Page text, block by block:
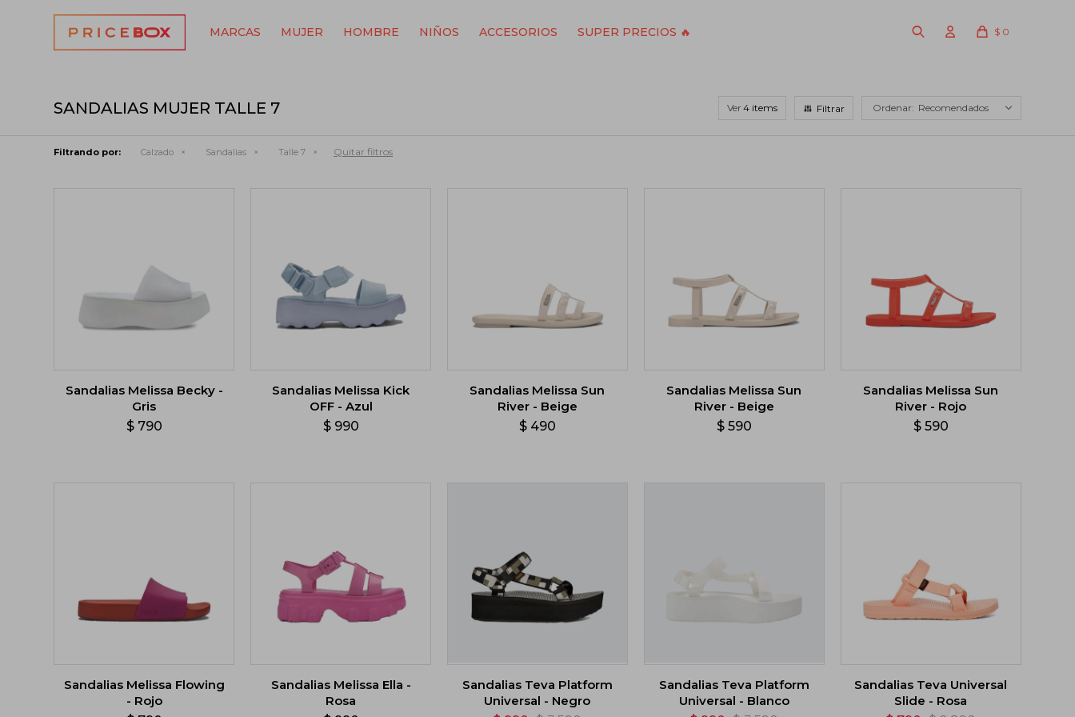
MARCAS MUJER HOMBRE NIÑOS ACCESORIOS SUPER PRECIOS 🔥 $ 0
SANDALIAS MUJER TALLE 7 Ver Recomendados
Filtrando por: Calzado Sandalias Talle 7 Quitar filtros
Sandalias Melissa Becky -
Gris
$ 790
Sandalias Melissa Kick
OFF - Azul
$ 990
Sandalias Melissa Sun
River - Beige
$ 490
Sandalias Melissa Sun
River - Beige
$ 590
Sandalias Melissa Sun
River - Rojo
$ 590
Sandalias Melissa Flowing
- Rojo
Sandalias Melissa Ella -
Rosa
Sandalias Teva Platform
Universal - Negro
Sandalias Teva Platform
Universal - Blanco
Sandalias Teva Universal
Slide - Rosa